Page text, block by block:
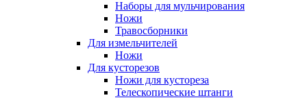
Наборы для мульчирования
Ножи
Травосборники
Для измельчителей
Ножи
Для кусторезов
Ножи для кустореза
Телескопические штанги